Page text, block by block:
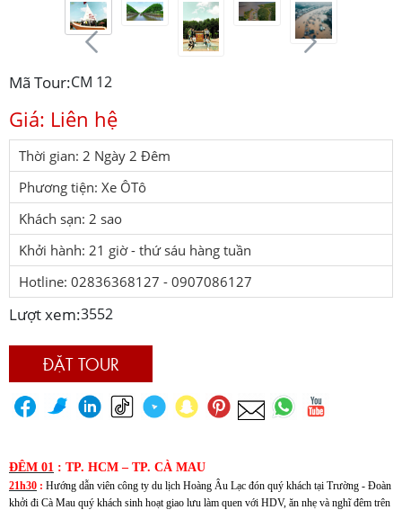
Mã Tour:CM 12
Giá: Liên hệ
Thời gian: 2 Ngày 2 Đêm
Phương tiện: Xe ÔTô
Khách sạn: 2 sao
Khởi hành: 21 giờ - thứ sáu hàng tuần
Hotline: 02836368127 - 0907086127
Lượt xem:3552
ĐẶT TOUR
ĐÊM 01 : TP. HCM – TP. CÀ MAU
21h30 : Hướng dẫn viên công ty du lịch Hoàng Âu Lạc đón quý khách tại Trường - Đoàn
khởi đi Cà Mau quý khách sinh hoạt giao lưu làm quen với HDV, ăn nhẹ và nghĩ đêm trên